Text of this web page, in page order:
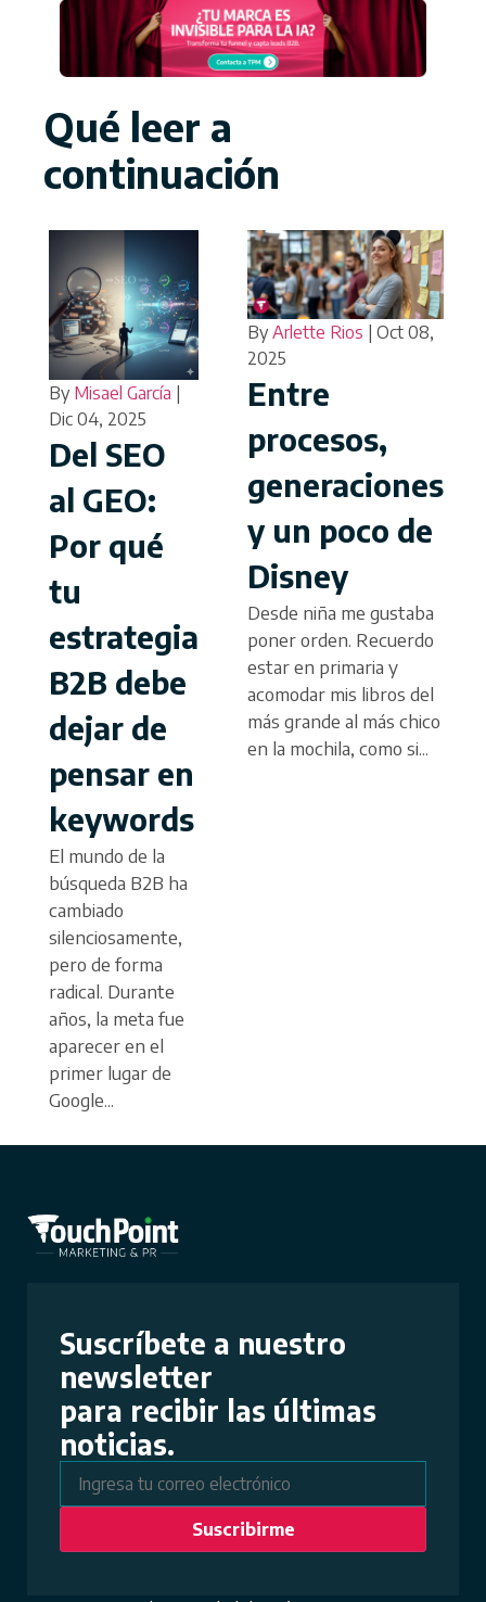
Qué leer a
continuación
By Misael García |
Dic 04, 2025
Del SEO
al GEO:
Por qué
tu
estrategia
B2B debe
dejar de
pensar en
keywords
El mundo de la
búsqueda B2B ha
cambiado
silenciosamente,
pero de forma
radical. Durante
años, la meta fue
aparecer en el
primer lugar de
Google...
By Arlette Rios
Oct 08,
2025
Entre
procesos,
generaciones
y un poco de
Disney
Desde niña me gustaba
poner orden. Recuerdo
estar en primaria y
acomodar mis libros del
más grande al más chico
en la mochila, como si...
Suscríbete a nuestro
newsletter
para recibir las últimas
noticias.